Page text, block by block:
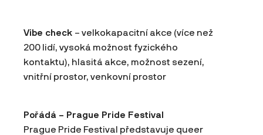
Vibe check – velkokapacitní akce (více než
200 lidí, vysoká možnost fyzického
kontaktu), hlasitá akce, možnost sezení,
vnitřní prostor, venkovní prostor
Pořádá – Prague Pride Festival
Prague Pride Festival představuje queer